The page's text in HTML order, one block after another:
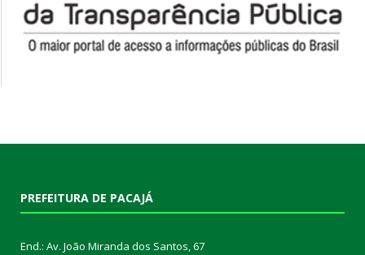
PREFEITURA DE PACAJÁ
End.: Av. João Miranda dos Santos, 67